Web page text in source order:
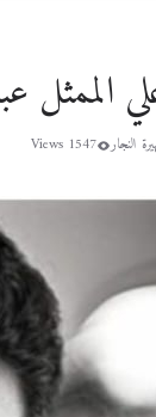
الممثل
النجار 1547 Views